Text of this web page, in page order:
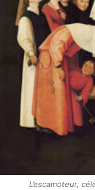
L’escamoteur,